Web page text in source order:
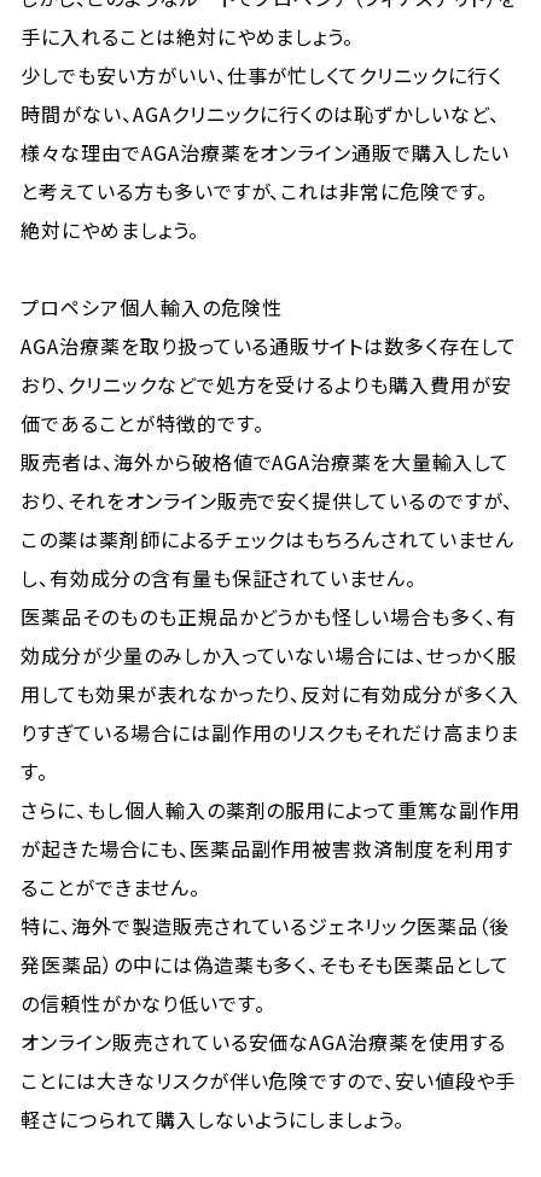
手に入れることは絶対にやめましょう。
少しでも安い方がいい、仕事が忙しくてクリニックに行く
時間がない、AGAクリニックに行くのは恥ずかしいなど、
様々な理由でAGA治療薬をオンライン通販で購入したい
と考えている方も多いですが、これは非常に危険です。
絶対にやめましょう。
プロペシア個人輸入の危険性
AGA治療薬を取り扱っている通販サイトは数多く存在して
おり、クリニックなどで処方を受けるよりも購入費用が安
価であることが特徴的です。
販売者は、海外から破格値でAGA治療薬を大量輸入して
おり、それをオンライン販売で安く提供しているのですが、
この薬は薬剤師によるチェックはもちろんされていません
し、有効成分の含有量も保証されていません。
医薬品そのものも正規品かどうかも怪しい場合も多く、有
効成分が少量のみしか入っていない場合には、せっかく服
用しても効果が表れなかったり、反対に有効成分が多く入
りすぎている場合には副作用のリスクもそれだけ高まりま
す。
さらに、もし個人輸入の薬剤の服用によって重篤な副作用
が起きた場合にも、医薬品副作用被害救済制度を利用す
ることができません。
特に、海外で製造販売されているジェネリック医薬品（後
発医薬品）の中には偽造薬も多く、そもそも医薬品として
の信頼性がかなり低いです。
オンライン販売されている安価なAGA治療薬を使用する
ことには大きなリスクが伴い危険ですので、安い値段や手
軽さにつられて購入しないようにしましょう。